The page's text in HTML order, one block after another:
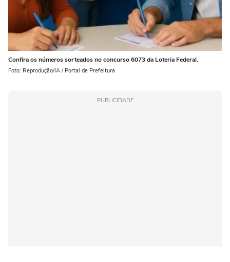
Confira os números sorteados no concurso 6073 da Loteria Federal.
Foto: Reprodução/IA / Portal de Prefeitura
PUBLICIDADE